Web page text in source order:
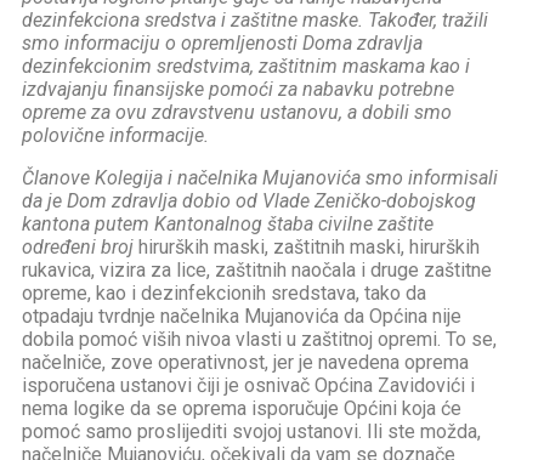
dezinfekciona sredstva i zaštitne maske. Također, tražili
smo informaciju o opremljenosti Doma zdravlja
dezinfekcionim sredstvima, zaštitnim maskama kao i
izdvajanju finansijske pomoći za nabavku potrebne
opreme za ovu zdravstvenu ustanovu, a dobili smo
polovične informacije.
Članove Kolegija i načelnika Mujanovića smo informisali
da je Dom zdravlja dobio od Vlade Zeničko-dobojskog
kantona putem Kantonalnog štaba civilne zaštite
određeni broj hirurških maski, zaštitnih maski, hirurških
rukavica, vizira za lice, zaštitnih naočala i druge zaštitne
opreme, kao i dezinfekcionih sredstava, tako da
otpadaju tvrdnje načelnika Mujanovića da Općina nije
dobila pomoć viših nivoa vlasti u zaštitnoj opremi. To se,
načelniče, zove operativnost, jer je navedena oprema
isporučena ustanovi čiji je osnivač Općina Zavidovići i
nema logike da se oprema isporučuje Općini koja će
pomoć samo proslijediti svojoj ustanovi. Ili ste možda,
načelniče Mujanoviću, očekivali da vam se doznače